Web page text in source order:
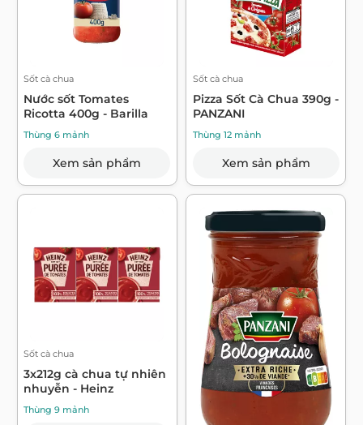
Sốt cà chua
Nước sốt Tomates
Ricotta 400g - Barilla
Thùng 6 mảnh
Xem sản phẩm
Sốt cà chua
Pizza Sốt Cà Chua 390g -
PANZANI
Thùng 12 mảnh
Xem sản phẩm
Sốt cà chua
3x212g cà chua tự nhiên
nhuyễn - Heinz
Thùng 9 mảnh